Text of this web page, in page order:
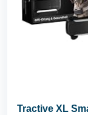
Tractive XL